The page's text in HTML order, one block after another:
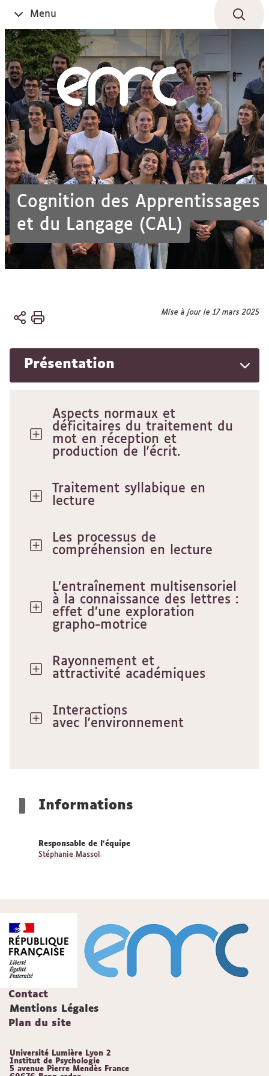
contenu
Ouvrir
le
Menu
Cognition des Apprentissages
et du Langage (CAL)
Vous
Accueil Mise à jour le 17 mars 2025
Présentation
Aspects normaux et
déficitaires du traitement du
mot en réception et
production de l'écrit.
Traitement syllabique en
lecture
Les processus de
compréhension en lecture
L’entraînement multisensoriel
à la connaissance des lettres :
effet d’une exploration
grapho-motrice
Rayonnement et
attractivité académiques
Interactions
avec l'environnement
Informations
Responsable de l'équipe
Stéphanie Massol
Contact
Mentions Légales
Plan du site
Université Lumière Lyon 2
Institut de Psychologie
5 avenue Pierre Mendès France